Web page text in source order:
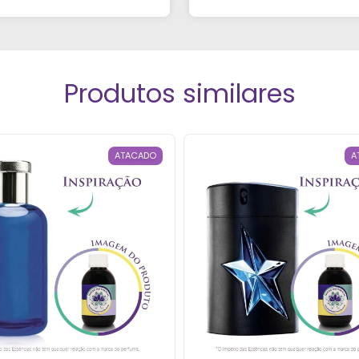
foi super atencioso e
Produtos similares
ATACADO